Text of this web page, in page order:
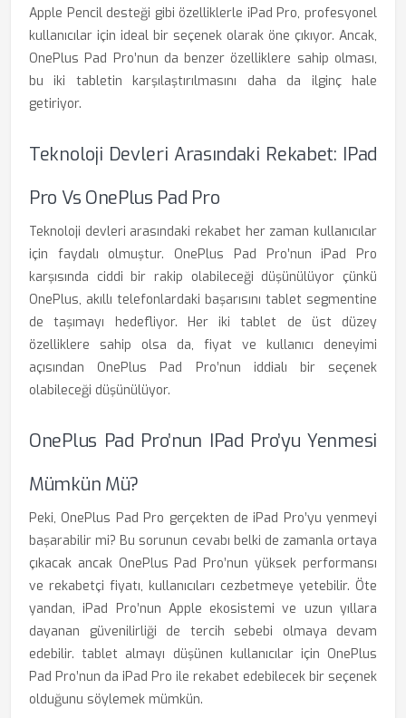
Apple Pencil desteği gibi özelliklerle iPad Pro, profesyonel
kullanıcılar için ideal bir seçenek olarak öne çıkıyor. Ancak,
OnePlus Pad Pro’nun da benzer özelliklere sahip olması,
bu iki tabletin karşılaştırılmasını daha da ilginç hale
getiriyor.
Teknoloji Devleri Arasındaki Rekabet: IPad
Pro Vs OnePlus Pad Pro
Teknoloji devleri arasındaki rekabet her zaman kullanıcılar
için faydalı olmuştur. OnePlus Pad Pro’nun iPad Pro
karşısında ciddi bir rakip olabileceği düşünülüyor çünkü
OnePlus, akıllı telefonlardaki başarısını tablet segmentine
de taşımayı hedefliyor. Her iki tablet de üst düzey
özelliklere sahip olsa da, fiyat ve kullanıcı deneyimi
açısından OnePlus Pad Pro’nun iddialı bir seçenek
olabileceği düşünülüyor.
OnePlus Pad Pro’nun IPad Pro’yu Yenmesi
Mümkün Mü?
Peki, OnePlus Pad Pro gerçekten de iPad Pro’yu yenmeyi
başarabilir mi? Bu sorunun cevabı belki de zamanla ortaya
çıkacak ancak OnePlus Pad Pro’nun yüksek performansı
ve rekabetçi fiyatı, kullanıcıları cezbetmeye yetebilir. Öte
yandan, iPad Pro’nun Apple ekosistemi ve uzun yıllara
dayanan güvenilirliği de tercih sebebi olmaya devam
edebilir. tablet almayı düşünen kullanıcılar için OnePlus
Pad Pro’nun da iPad Pro ile rekabet edebilecek bir seçenek
olduğunu söylemek mümkün.